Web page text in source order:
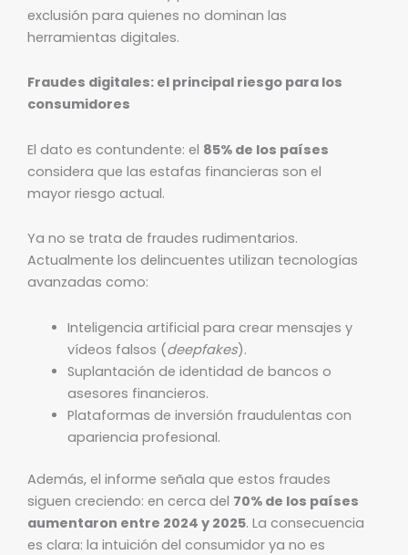
exclusión para quienes no dominan las
herramientas digitales.
Fraudes digitales: el principal riesgo para los
consumidores
El dato es contundente: el 85% de los países
considera que las estafas financieras son el
mayor riesgo actual.
Ya no se trata de fraudes rudimentarios.
Actualmente los delincuentes utilizan tecnologías
avanzadas como:
Inteligencia artificial para crear mensajes y
vídeos falsos (deepfakes).
Suplantación de identidad de bancos o
asesores financieros.
Plataformas de inversión fraudulentas con
apariencia profesional.
Además, el informe señala que estos fraudes
siguen creciendo: en cerca del 70% de los países
aumentaron entre 2024 y 2025. La consecuencia
es clara: la intuición del consumidor ya no es